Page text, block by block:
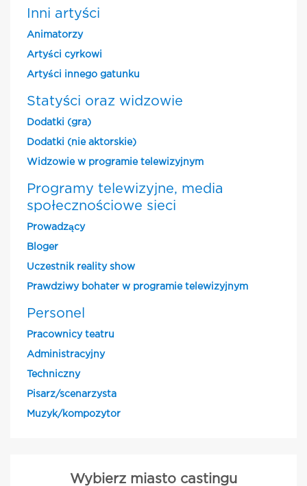
Inni artyści
Animatorzy
Artyści cyrkowi
Artyści innego gatunku
Statyści oraz widzowie
Dodatki (gra)
Dodatki (nie aktorskie)
Widzowie w programie telewizyjnym
Programy telewizyjne, media
społecznościowe sieci
Prowadzący
Bloger
Uczestnik reality show
Prawdziwy bohater w programie telewizyjnym
Personel
Pracownicy teatru
Administracyjny
Techniczny
Pisarz/scenarzysta
Muzyk/kompozytor
Wybierz miasto castingu